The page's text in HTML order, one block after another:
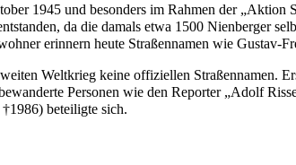
1945 und besonders im Rahmen der „Aktion
da die damals etwa 1500 Nienberger
erinnern heute Straßennamen wie Gustav-
Weltkrieg keine offiziellen Straßennamen.
Personen wie den Reporter „Adolf
†1986) beteiligte sich.